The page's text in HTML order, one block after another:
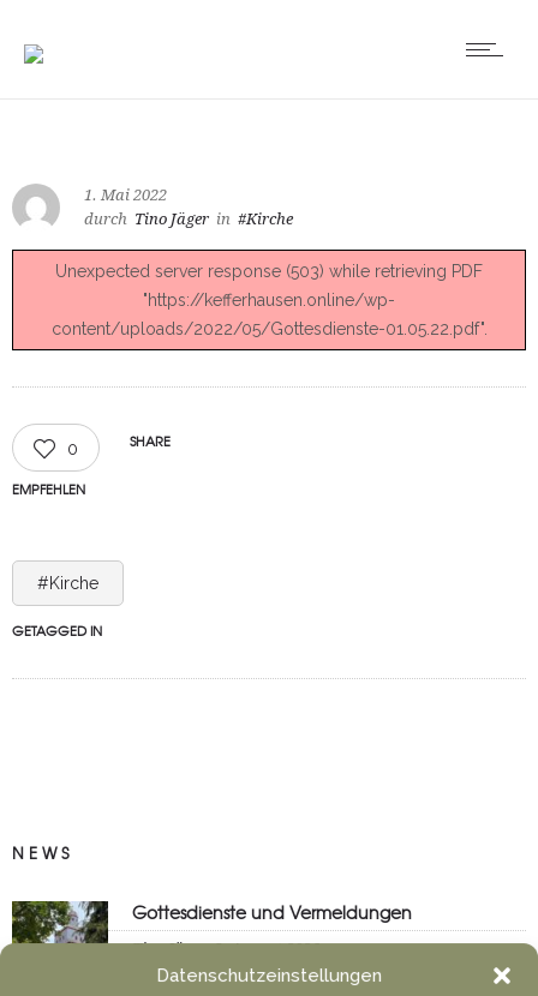
Datenschutzeinstellungen
1. Mai 2022
durch Tino Jäger in #Kirche
Unexpected server response (503) while retrieving PDF
"https://kefferhausen.online/wp-
content/uploads/2022/05/Gottesdienste-01.05.22.pdf".
0
EMPFEHLEN
SHARE
#Kirche
GETAGGED IN
NEWS
Gottesdienste und Vermeldungen
Tino Jäger 8. August 2026